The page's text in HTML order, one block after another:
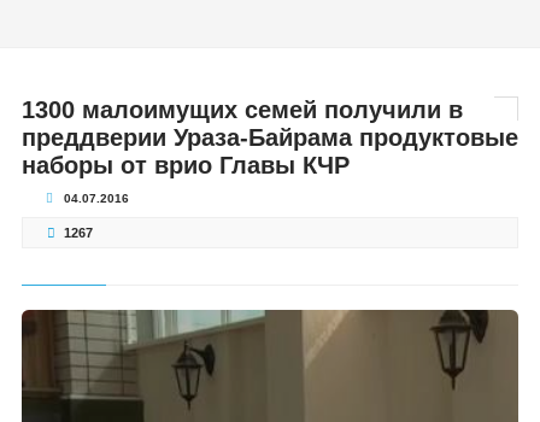
1300 малоимущих семей получили в
преддверии Ураза-Байрама продуктовые
наборы от врио Главы КЧР
04.07.2016
1267